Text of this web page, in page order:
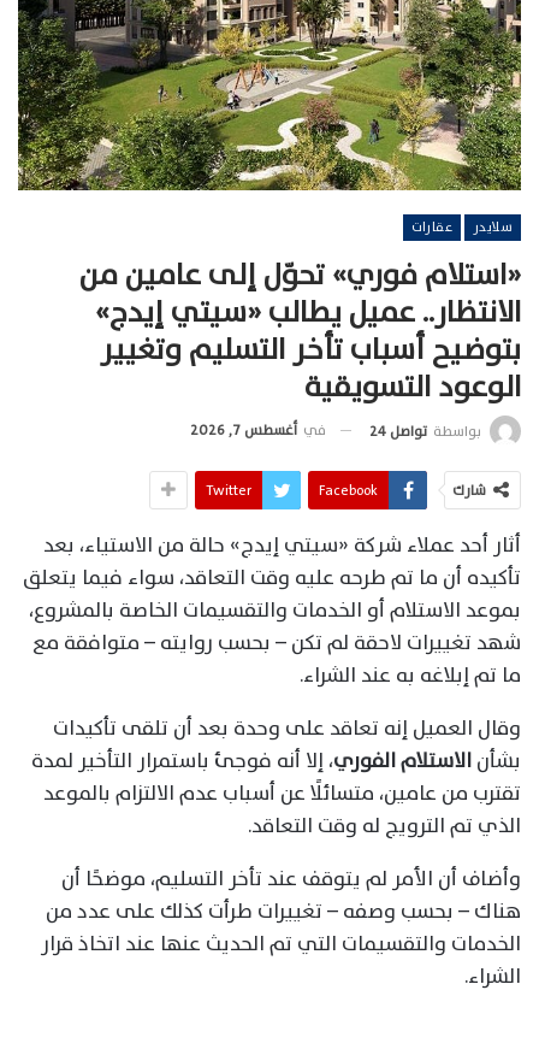
سلايدر عقارات
«استلام فوري» تحوّل إلى عامين من
الانتظار.. عميل يطالب «سيتي إيدج»
بتوضيح أسباب تأخر التسليم وتغيير
الوعود التسويقية
بواسطة تواصل 24 في أغسطس 7, 2026
شارك Facebook
Twitter
أثار أحد عملاء شركة «سيتي إيدج» حالة من الاستياء، بعد
تأكيده أن ما تم طرحه عليه وقت التعاقد، سواء فيما يتعلق
بموعد الاستلام أو الخدمات والتقسيمات الخاصة بالمشروع،
شهد تغييرات لاحقة لم تكن – بحسب روايته – متوافقة مع
ما تم إبلاغه به عند الشراء.
وقال العميل إنه تعاقد على وحدة بعد أن تلقى تأكيدات
بشأنالاستلام الفوري، إلا أنه فوجئ باستمرار التأخير لمدة
تقترب من عامين، متسائلًا عن أسباب عدم الالتزام بالموعد
الذي تم الترويج له وقت التعاقد.
وأضاف أن الأمر لم يتوقف عند تأخر التسليم، موضحًا أن
هناك – بحسب وصفه – تغييرات طرأت كذلك على عدد من
الخدمات والتقسيمات التي تم الحديث عنها عند اتخاذ قرار
الشراء.